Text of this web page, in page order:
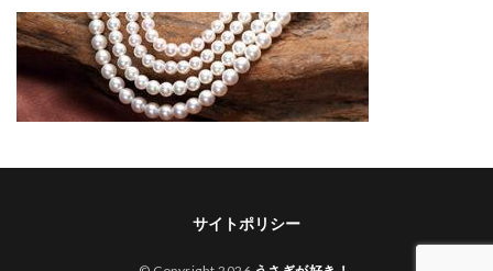
サイトポリシー